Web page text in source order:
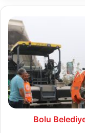
Bolu
Belediyesi'nden
'beton
yol'
denemesi
Bolu